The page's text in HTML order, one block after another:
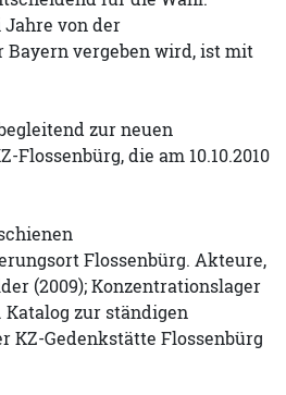
Jahre von der
vergeben wird, ist mit
zur neuen
Flossenbürg, die am 10.10.2010
Flossenbürg. Akteure,
(2009); Konzentrationslager
Katalog zur ständigen
KZ-Gedenkstätte Flossenbürg